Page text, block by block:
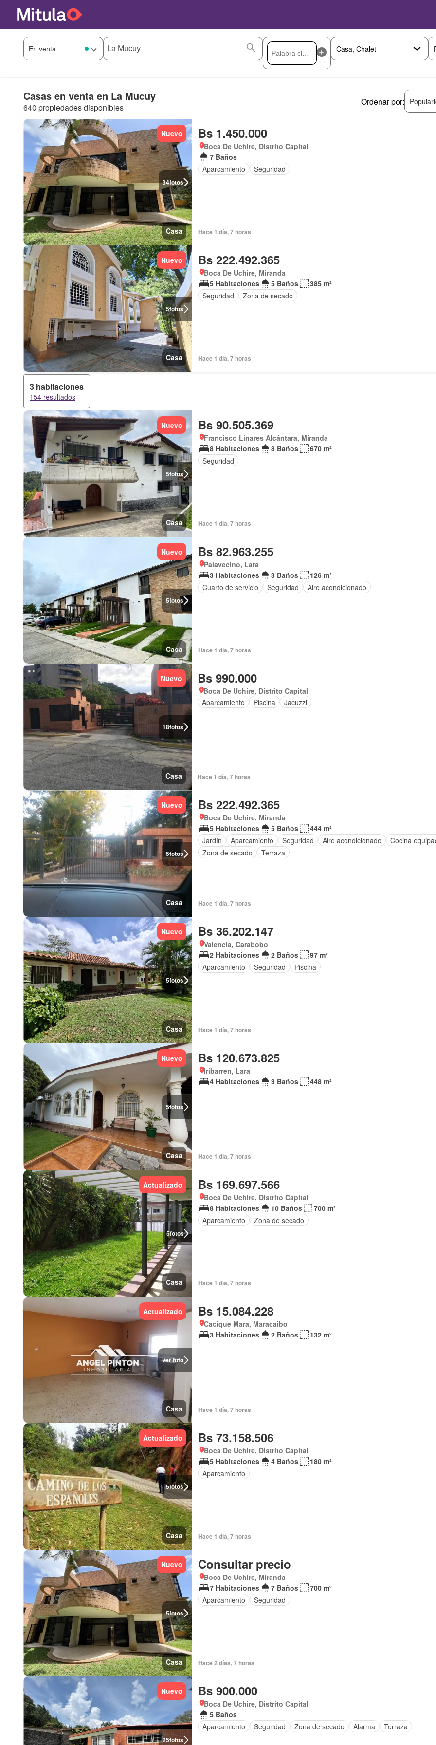
Casas en venta en La Mucuy
640 propiedades disponibles
Ordenar por:
34fotos
Nuevo
Casa
Bs 1.450.000
Boca De Uchire, Distrito Capital
7 Baños
Aparcamiento
Seguridad
Hace 1 día, 7 horas
5fotos
Nuevo
Casa
Bs 222.492.365
Boca De Uchire, Miranda
5 Habitaciones
5 Baños
385 m²
Seguridad
Zona de secado
Hace 1 día, 7 horas
3 habitaciones
154 resultados
5fotos
Nuevo
Casa
Bs 90.505.369
Francisco Linares Alcántara, Miranda
8 Habitaciones
8 Baños
670 m²
Seguridad
Hace 1 día, 7 horas
5fotos
Nuevo
Casa
Bs 82.963.255
Palavecino, Lara
3 Habitaciones
3 Baños
126 m²
Cuarto de servicio
Seguridad Aire acondicionado
Hace 1 día, 7 horas
18fotos
Nuevo
Casa
Bs 990.000
Boca De Uchire, Distrito Capital
Aparcamiento
Piscina Jacuzzi
Hace 1 día, 7 horas
5fotos
Nuevo
Casa
Bs 222.492.365
Boca De Uchire, Miranda
5 Habitaciones
5 Baños
444 m²
Jardín
Aparcamiento Seguridad Aire acondicionado
Cocina
Zona de secado
Terraza
Hace 1 día, 7 horas
5fotos
Nuevo
Casa
Bs 36.202.147
Valencia, Carabobo
2 Habitaciones
2 Baños
97 m²
Aparcamiento
Seguridad Piscina
Hace 1 día, 7 horas
5fotos
Nuevo
Casa
Bs 120.673.825
Iribarren, Lara
4 Habitaciones
3 Baños 448 m²
Hace 1 día, 7 horas
5fotos
Actualizado
Casa
Bs 169.697.566
Boca De Uchire, Distrito Capital
8 Habitaciones
10 Baños
700 m²
Aparcamiento
Zona de secado
Hace 1 día, 7 horas
Ver foto
Actualizado
Casa
Bs 15.084.228
Cacique Mara, Maracaibo
3 Habitaciones
2 Baños 132 m²
Hace 1 día, 7 horas
5fotos
Actualizado
Casa
Bs 73.158.506
Boca De Uchire, Distrito Capital
5 Habitaciones
4 Baños
180 m²
Aparcamiento
Hace 1 día, 7 horas
5fotos
Nuevo
Casa
Consultar precio
Boca De Uchire, Miranda
7 Habitaciones
7 Baños
700 m²
Aparcamiento
Seguridad
Hace 2 días, 7 horas
25fotos
Nuevo Bs 900.000
Boca De Uchire, Distrito Capital
5 Baños
Aparcamiento
Seguridad Zona de secado Alarma Terraza